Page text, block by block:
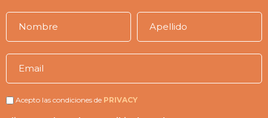
Acepto las condiciones de PRIVACY